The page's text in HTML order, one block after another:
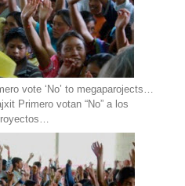
vote ‘No’ to megaparojects…
Primero votan “No” a los